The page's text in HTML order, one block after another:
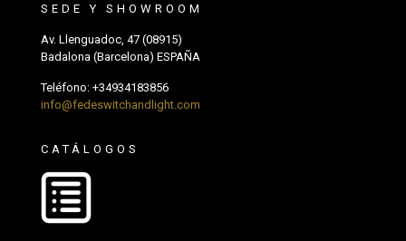
SEDE Y SHOWROOM
Av. Llenguadoc, 47 (08915)
Badalona (Barcelona) ESPAÑA
Teléfono: +34934183856
info@fedeswitchandlight.com
CATÁLOGOS